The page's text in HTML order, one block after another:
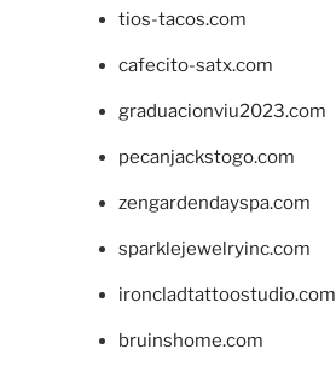
tios-tacos.com
cafecito-satx.com
graduacionviu2023.com
pecanjackstogo.com
zengardendayspa.com
sparklejewelryinc.com
ironcladtattoostudio.com
bruinshome.com